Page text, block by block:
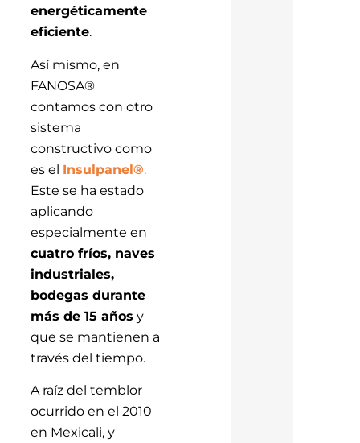
energéticamente
eficiente.
Así mismo, en
FANOSA®
contamos con otro
sistema
constructivo como
es el Insulpanel®.
Este se ha estado
aplicando
especialmente en
cuatro fríos, naves
industriales,
bodegas durante
más de 15 años y
que se mantienen a
través del tiempo.
A raíz del temblor
ocurrido en el 2010
en Mexicali, y